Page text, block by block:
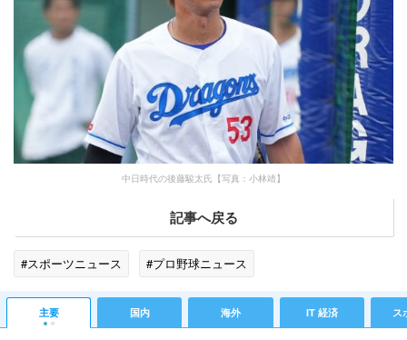
中日時代の後藤駿太氏【写真：小林靖】
記事へ戻る
#スポーツニュース #プロ野球ニュース
主要 国内 海外 IT 経済 ス